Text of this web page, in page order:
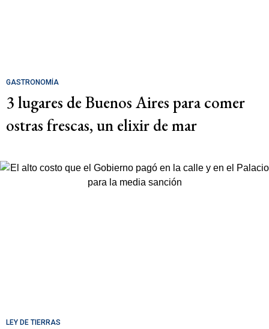
GASTRONOMÍA
3 lugares de Buenos Aires para comer
ostras frescas, un elixir de mar
LEY DE TIERRAS